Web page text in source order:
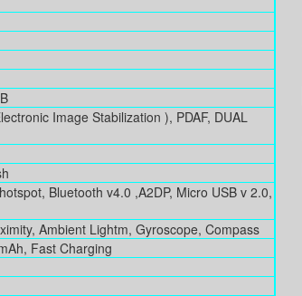
Image Stabilization ), PDAF, DUAL
Bluetooth v4.0 ,A2DP, Micro USB v 2.0,
Ambient Lightm, Gyroscope, Compass
Fast Charging